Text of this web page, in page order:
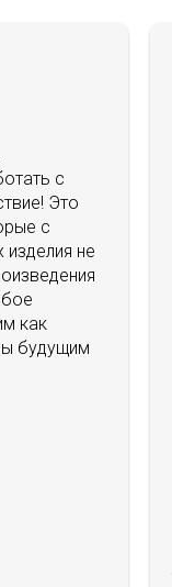
с
Это
с
не
как
будущим